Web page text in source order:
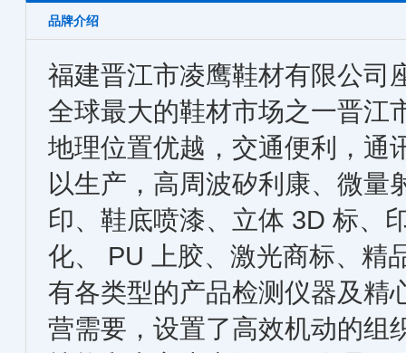
品牌介绍
福建晋江市凌鹰鞋材有限公司
全球最大的鞋材市场之一晋江
地理位置优越，交通便利，通
以生产，高周波矽利康、微量
印、鞋底喷漆、立体 3D 标、
化、 PU 上胶、激光商标、精
有各类型的产品检测仪器及精
营需要，设置了高效机动的组